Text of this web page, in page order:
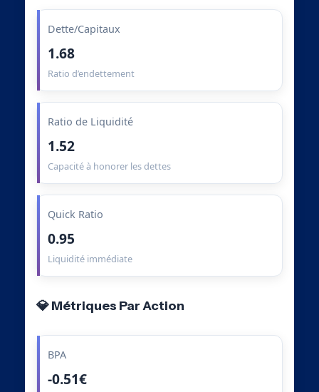
Dette/Capitaux
1.68
Ratio d’endettement
Ratio de Liquidité
1.52
Capacité à honorer les dettes
Quick Ratio
0.95
Liquidité immédiate
💎 Métriques Par Action
BPA
-0.51€